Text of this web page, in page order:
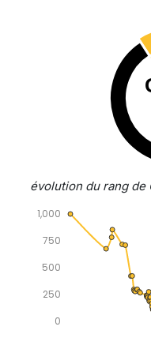
évolution du rang de
0
250
500
750
1,000